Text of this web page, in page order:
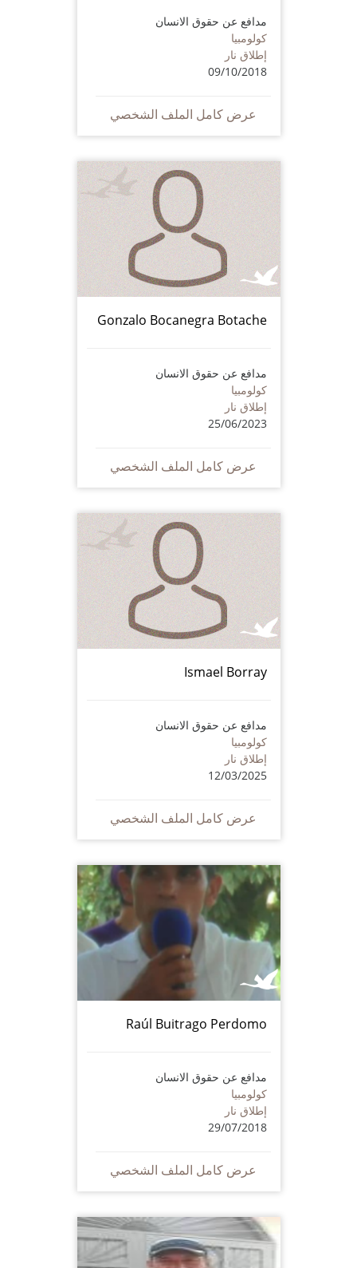
مدافع عن حقوق الانسان
كولومبيا
إطلاق نار
09/10/2018
عرض كامل الملف الشخصي
Gonzalo Bocanegra Botache
مدافع عن حقوق الانسان
كولومبيا
إطلاق نار
25/06/2023
عرض كامل الملف الشخصي
Ismael Borray
مدافع عن حقوق الانسان
كولومبيا
إطلاق نار
12/03/2025
عرض كامل الملف الشخصي
Raúl Buitrago Perdomo
مدافع عن حقوق الانسان
كولومبيا
إطلاق نار
29/07/2018
عرض كامل الملف الشخصي